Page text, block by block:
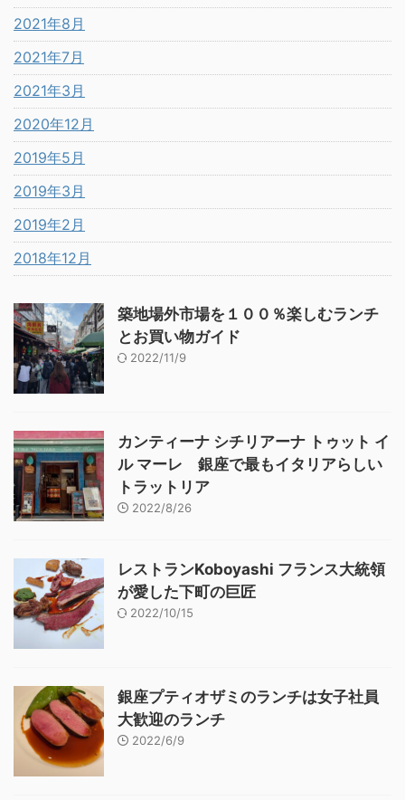
2021年8月
2021年7月
2021年3月
2020年12月
2019年5月
2019年3月
2019年2月
2018年12月
築地場外市場を１００％楽しむランチ
とお買い物ガイド
2022/11/9
カンティーナ シチリアーナ トゥット イ
ル マーレ 銀座で最もイタリアらしい
トラットリア
2022/8/26
レストランKoboyashi フランス大統領
が愛した下町の巨匠
2022/10/15
銀座プティオザミのランチは女子社員
大歓迎のランチ
2022/6/9